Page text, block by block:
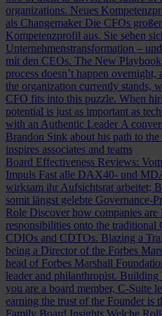
organizations. Neues
als Changemaker Die CFOs
Kompetenzprofil aus. Sie sehen
Unternehmenstransformation –
mit den CEOs. The New
process doesn’t happen
the organization currently stands,
CFO fits into this puzzle. When
potential is just as important as
with an Authentic Leader A
Brandon Sink about his path to
inspires associates and teams
Board Effectiveness Reviews:
Impuls Fast alle DAX40- und
wirksam ihr Aufsichtsrat arbeitet;
somit längst gelebte Governance-
Role Discover how companies
responsibilities onto the
CDIOs and CDTOs. Blazing a
being a Director of the Forbes
head of Forbes Marshall
leader and philanthropist. Building
you are a board member, C-Suite
earning the trust of the Founder is
Family Board Insights Welche